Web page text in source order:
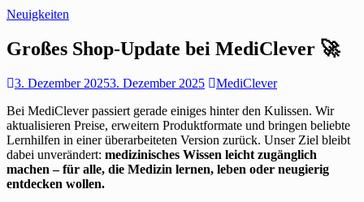
Neuigkeiten
Großes Shop-Update bei MediClever 🚀
3. Dezember 20253. Dezember 2025
MediClever
Bei MediClever passiert gerade einiges hinter den Kulissen. Wir
aktualisieren Preise, erweitern Produktformate und bringen beliebte
Lernhilfen in einer überarbeiteten Version zurück. Unser Ziel bleibt
dabei unverändert: medizinisches Wissen leicht zugänglich
machen – für alle, die Medizin lernen, leben oder neugierig
entdecken wollen.